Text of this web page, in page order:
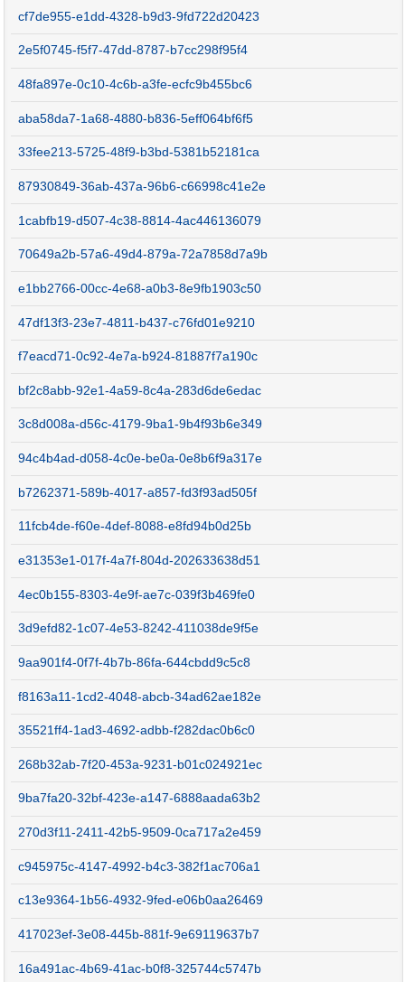
cf7de955-e1dd-4328-b9d3-9fd722d20423
2e5f0745-f5f7-47dd-8787-b7cc298f95f4
48fa897e-0c10-4c6b-a3fe-ecfc9b455bc6
aba58da7-1a68-4880-b836-5eff064bf6f5
33fee213-5725-48f9-b3bd-5381b52181ca
87930849-36ab-437a-96b6-c66998c41e2e
1cabfb19-d507-4c38-8814-4ac446136079
70649a2b-57a6-49d4-879a-72a7858d7a9b
e1bb2766-00cc-4e68-a0b3-8e9fb1903c50
47df13f3-23e7-4811-b437-c76fd01e9210
f7eacd71-0c92-4e7a-b924-81887f7a190c
bf2c8abb-92e1-4a59-8c4a-283d6de6edac
3c8d008a-d56c-4179-9ba1-9b4f93b6e349
94c4b4ad-d058-4c0e-be0a-0e8b6f9a317e
b7262371-589b-4017-a857-fd3f93ad505f
11fcb4de-f60e-4def-8088-e8fd94b0d25b
e31353e1-017f-4a7f-804d-202633638d51
4ec0b155-8303-4e9f-ae7c-039f3b469fe0
3d9efd82-1c07-4e53-8242-411038de9f5e
9aa901f4-0f7f-4b7b-86fa-644cbdd9c5c8
f8163a11-1cd2-4048-abcb-34ad62ae182e
35521ff4-1ad3-4692-adbb-f282dac0b6c0
268b32ab-7f20-453a-9231-b01c024921ec
9ba7fa20-32bf-423e-a147-6888aada63b2
270d3f11-2411-42b5-9509-0ca717a2e459
c945975c-4147-4992-b4c3-382f1ac706a1
c13e9364-1b56-4932-9fed-e06b0aa26469
417023ef-3e08-445b-881f-9e69119637b7
16a491ac-4b69-41ac-b0f8-325744c5747b